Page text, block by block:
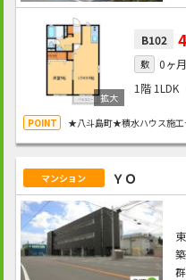
B102
敷 0ヶ月
1階 1LDK
★八斗島町★積水ハウス施
マンション ＹＯ